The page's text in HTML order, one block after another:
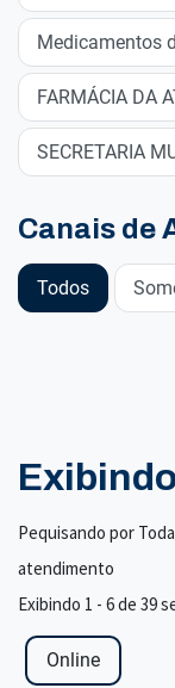
Medicamentos
FARMÁCIA DA
SECRETARIA
Canais de
Todos
Pequisando por
atendimento
Exibindo 1 - 6 de 39
Online